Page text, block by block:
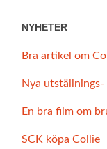
NYHETER
Bra artikel om
Nya
En bra film om
SCK köpa Collie